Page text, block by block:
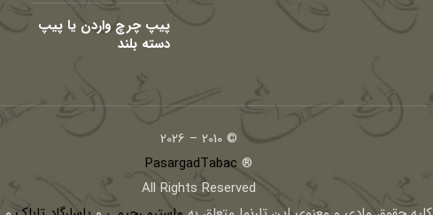
پیپ چرچ واردن یا پیپ
دسته بلند
© 2010 – 2026
®
PasargadTabac
All Rights Reserved